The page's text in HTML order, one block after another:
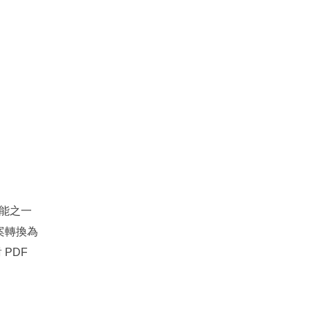
之一
轉換為
PDF